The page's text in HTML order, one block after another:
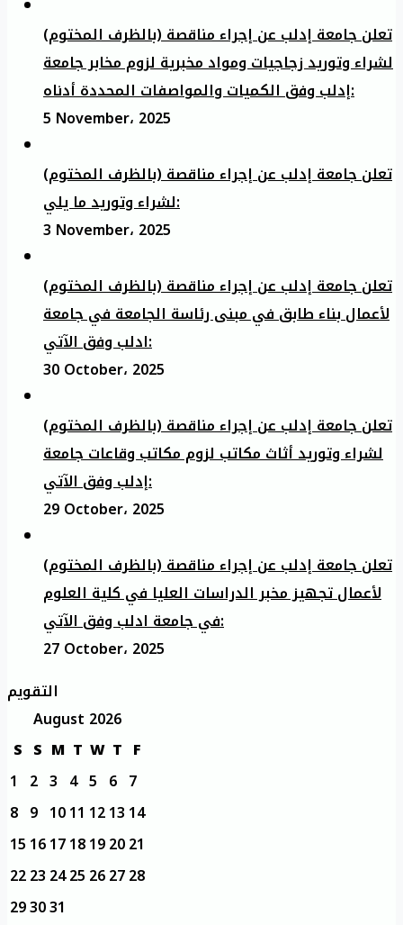
تعلن جامعة إدلب عن إجراء مناقصة (بالظرف المختوم)
لشراء وتوريد زجاجيات ومواد مخبرية لزوم مخابر جامعة
إدلب وفق الكميات والمواصفات المحددة أدناه:
5 November، 2025
تعلن جامعة إدلب عن إجراء مناقصة (بالظرف المختوم)
لشراء وتوريد ما يلي:
3 November، 2025
تعلن جامعة إدلب عن إجراء مناقصة (بالظرف المختوم)
لأعمال بناء طابق في مبنى رئاسة الجامعة في جامعة
ادلب وفق الآتي:
30 October، 2025
تعلن جامعة إدلب عن إجراء مناقصة (بالظرف المختوم)
لشراء وتوريد أثاث مكاتب لزوم مكاتب وقاعات جامعة
إدلب وفق الآتي:
29 October، 2025
تعلن جامعة إدلب عن إجراء مناقصة (بالظرف المختوم)
لأعمال تجهيز مخبر الدراسات العليا في كلية العلوم
في جامعة ادلب وفق الآتي:
27 October، 2025
التقويم
August 2026
S S M T W T F
1 2 3 4 5 6 7
8 9 1011 121314
15161718192021
22232425262728
293031